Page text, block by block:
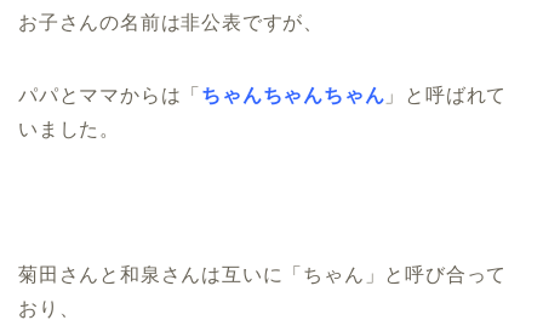
お子さんの名前は非公表ですが、
パパとママからは「 ちゃんちゃんちゃん 」と呼ばれて
いました。
菊田さんと和泉さんは互いに「ちゃん」と呼び合って
おり、